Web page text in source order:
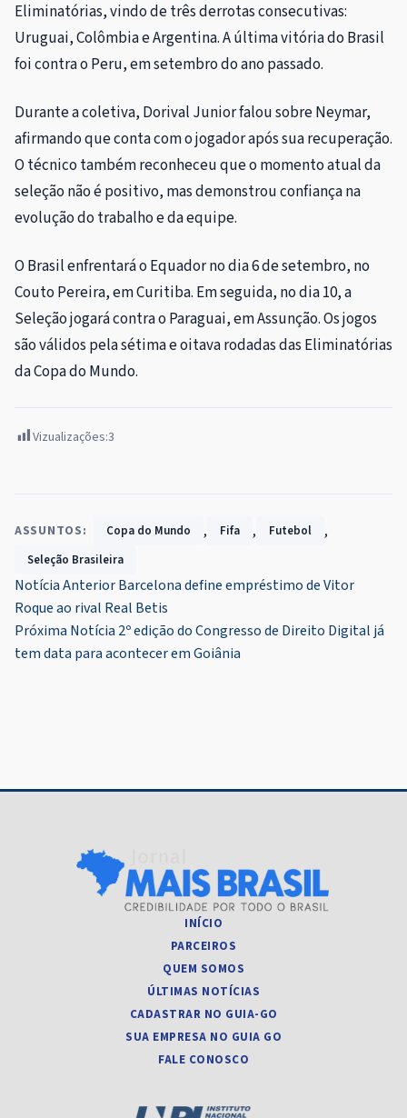
Eliminatórias, vindo de três derrotas consecutivas:
Uruguai, Colômbia e Argentina. A última vitória do Brasil
foi contra o Peru, em setembro do ano passado.
Durante a coletiva, Dorival Junior falou sobre Neymar,
afirmando que conta com o jogador após sua recuperação.
O técnico também reconheceu que o momento atual da
seleção não é positivo, mas demonstrou confiança na
evolução do trabalho e da equipe.
O Brasil enfrentará o Equador no dia 6 de setembro, no
Couto Pereira, em Curitiba. Em seguida, no dia 10, a
Seleção jogará contra o Paraguai, em Assunção. Os jogos
são válidos pela sétima e oitava rodadas das Eliminatórias
da Copa do Mundo.
Vizualizações:3
ASSUNTOS: Copa do Mundo , Fifa , Futebol ,
Seleção Brasileira
Navegação
de
Post
Notícia AnteriorBarcelona define empréstimo de Vitor
Roque ao rival Real Betis
Próxima Notícia 2º edição do Congresso de Direito Digital já
tem data para acontecer em Goiânia
INÍCIO
PARCEIROS
QUEM SOMOS
ÚLTIMAS NOTÍCIAS
CADASTRAR NO GUIA-GO
SUA EMPRESA NO GUIA GO
FALE CONOSCO